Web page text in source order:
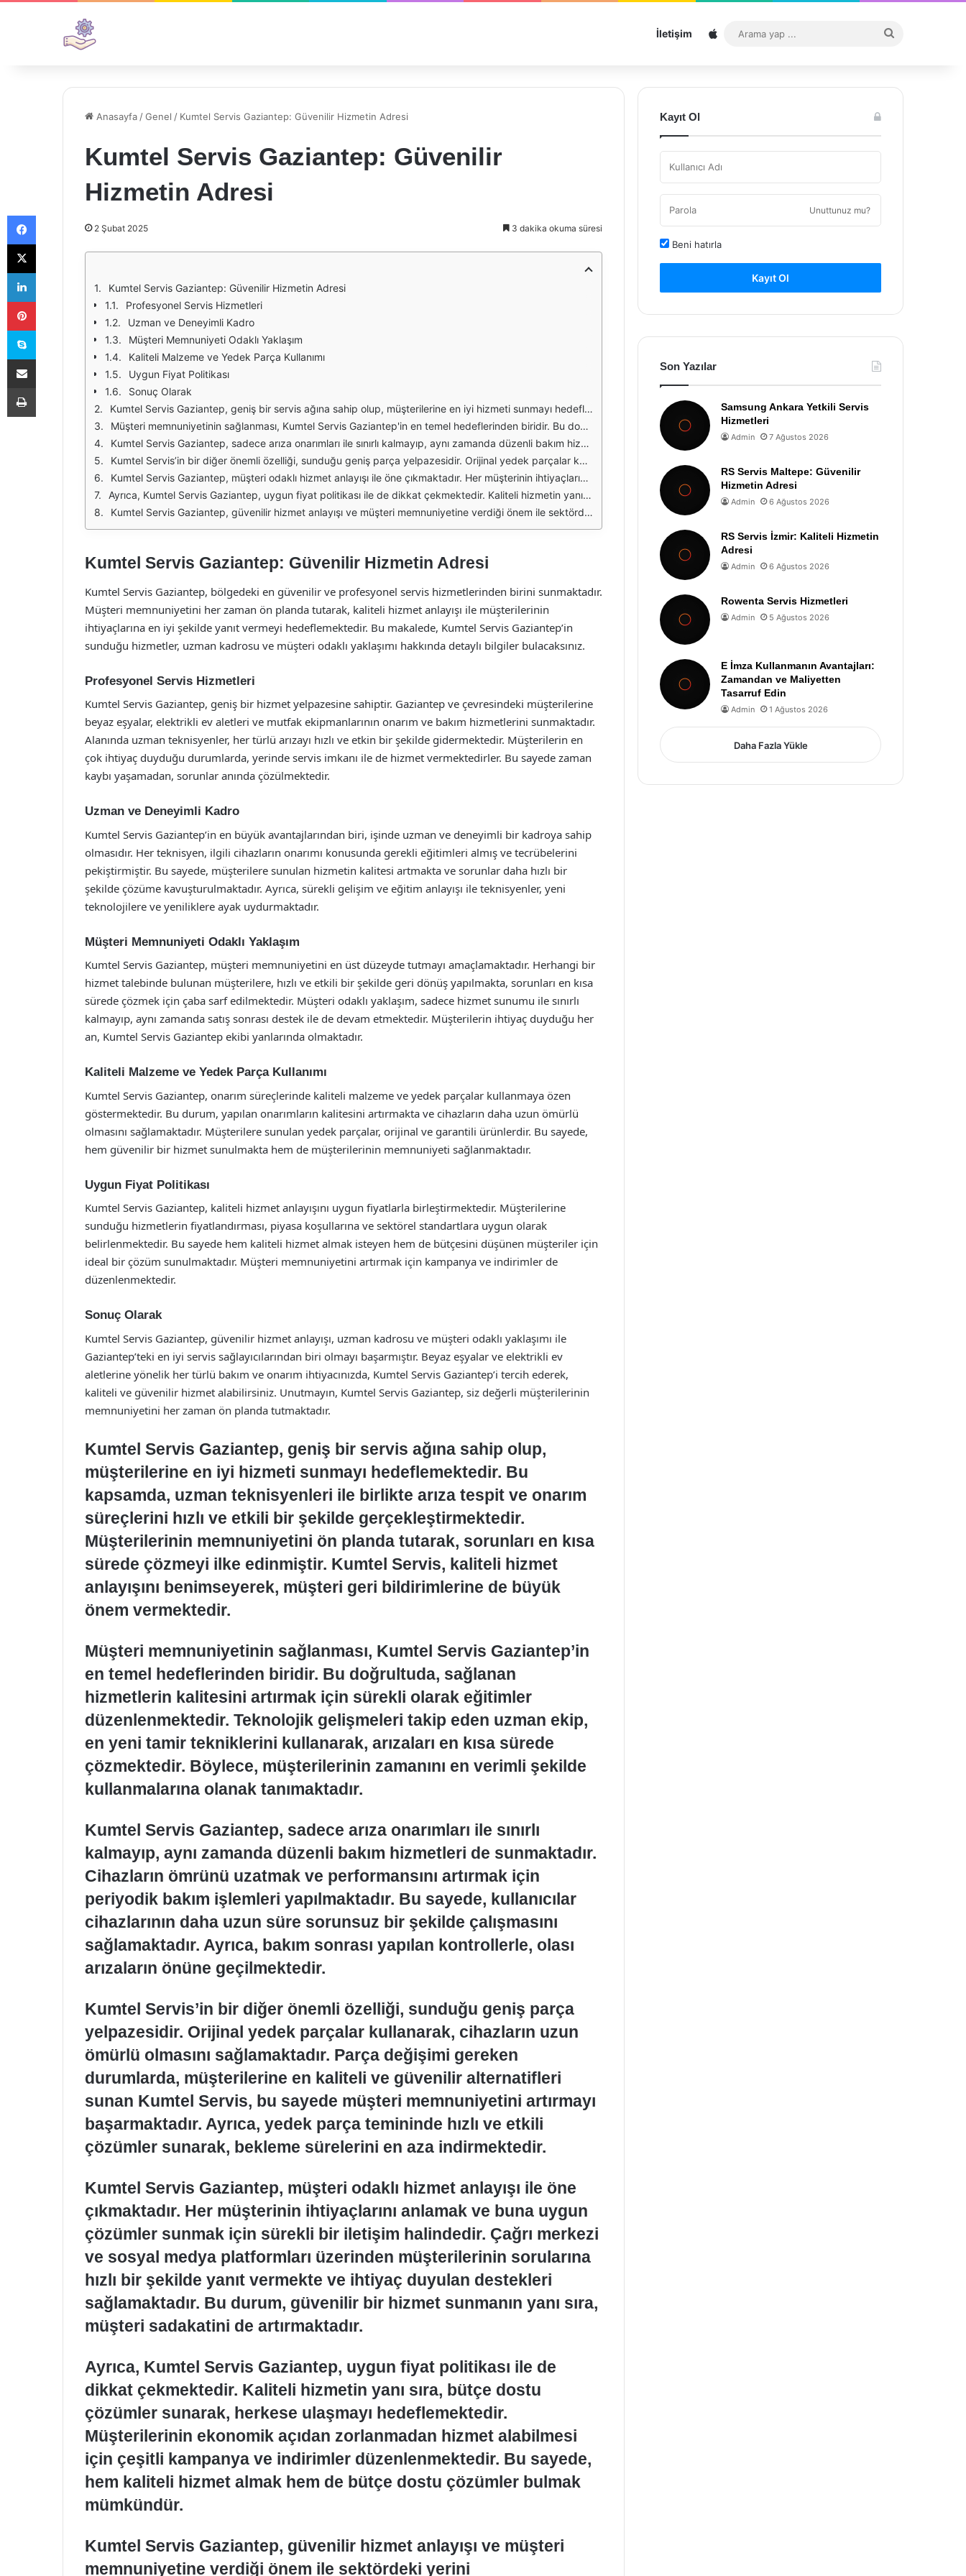
İletişim Sitemap
...
Anasayfa /Genel / Kumtel Servis Gaziantep: Güvenilir Hizmetin Adresi
Kumtel Servis Gaziantep: Güvenilir
Hizmetin Adresi
2 Şubat 2025 3 dakika okuma süresi
Kumtel Servis Gaziantep: Güvenilir Hizmetin Adresi
Profesyonel Servis Hizmetleri
Uzman ve Deneyimli Kadro
Müşteri Memnuniyeti Odaklı Yaklaşım
Kaliteli Malzeme ve Yedek Parça Kullanımı
Uygun Fiyat Politikası
Sonuç Olarak
Kumtel Servis Gaziantep, geniş bir servis ağına sahip olup, müşterilerine en iyi hizmeti sunmayı hedeflemektedir. Bu kapsamda, uzman teknisyenleri ile birlikte arıza tespit ve onarım süreçlerini hızlı ve etkili bir şekilde gerçekleştirmektedir. Müşterilerinin memnuniyetini ön planda tutarak, sorunları en kısa sürede çözmeyi ilke edinmiştir. Kumtel Servis, kaliteli hizmet anlayışını benimseyerek, müşteri geri bildirimlerine de büyük önem vermektedir.
Müşteri memnuniyetinin sağlanması, Kumtel Servis Gaziantep'in en temel hedeflerinden biridir. Bu doğrultuda, sağlanan hizmetlerin kalitesini artırmak için sürekli olarak eğitimler düzenlenmektedir. Teknolojik gelişmeleri takip eden uzman ekip, en yeni tamir tekniklerini kullanarak, arızaları en kısa sürede çözmektedir. Böylece, müşterilerinin zamanını en verimli şekilde kullanmalarına olanak tanımaktadır.
Kumtel Servis Gaziantep, sadece arıza onarımları ile sınırlı kalmayıp, aynı zamanda düzenli bakım hizmetleri de sunmaktadır. Cihazların ömrünü uzatmak ve performansını artırmak için periyodik bakım işlemleri yapılmaktadır. Bu sayede, kullanıcılar cihazlarının daha uzun süre sorunsuz bir şekilde çalışmasını sağlamaktadır. Ayrıca, bakım sonrası yapılan kontrollerle, olası arızaların önüne geçilmektedir.
Kumtel Servis’in bir diğer önemli özelliği, sunduğu geniş parça yelpazesidir. Orijinal yedek parçalar kullanarak, cihazların uzun ömürlü olmasını sağlamaktadır. Parça değişimi gereken durumlarda, müşterilerine en kaliteli ve güvenilir alternatifleri sunan Kumtel Servis, bu sayede müşteri memnuniyetini artırmayı başarmaktadır. Ayrıca, yedek parça temininde hızlı ve etkili çözümler sunarak, bekleme sürelerini en aza indirmektedir.
Kumtel Servis Gaziantep, müşteri odaklı hizmet anlayışı ile öne çıkmaktadır. Her müşterinin ihtiyaçlarını anlamak ve buna uygun çözümler sunmak için sürekli bir iletişim halindedir. Çağrı merkezi ve sosyal medya platformları üzerinden müşterilerinin sorularına hızlı bir şekilde yanıt vermekte ve ihtiyaç duyulan destekleri sağlamaktadır. Bu durum, güvenilir bir hizmet sunmanın yanı sıra, müşteri sadakatini de artırmaktadır.
Ayrıca, Kumtel Servis Gaziantep, uygun fiyat politikası ile de dikkat çekmektedir. Kaliteli hizmetin yanı sıra, bütçe dostu çözümler sunarak, herkese ulaşmayı hedeflemektedir. Müşterilerinin ekonomik açıdan zorlanmadan hizmet alabilmesi için çeşitli kampanya ve indirimler düzenlenmektedir. Bu sayede, hem kaliteli hizmet almak hem de bütçe dostu çözümler bulmak mümkündür.
Kumtel Servis Gaziantep, güvenilir hizmet anlayışı ve müşteri memnuniyetine verdiği önem ile sektördeki yerini sağlamlaştırmaktadır. Kaliteli, hızlı ve etkili hizmetleri ile hem bireysel hem de kurumsal müşterilerine profesyonel çözümler sunmaktadır. Uzman kadrosu, geniş yedek parça yelpazesi ve uygun fiyat politikası ile Gaziantep’teki en iyi servislerden biri olmayı başarmıştır.
Kumtel Servis Gaziantep: Güvenilir Hizmetin Adresi
Kumtel Servis Gaziantep, bölgedeki en güvenilir ve profesyonel servis hizmetlerinden birini sunmaktadır.
Müşteri memnuniyetini her zaman ön planda tutarak, kaliteli hizmet anlayışı ile müşterilerinin
ihtiyaçlarına en iyi şekilde yanıt vermeyi hedeflemektedir. Bu makalede, Kumtel Servis Gaziantep’in
sunduğu hizmetler, uzman kadrosu ve müşteri odaklı yaklaşımı hakkında detaylı bilgiler bulacaksınız.
Profesyonel Servis Hizmetleri
Kumtel Servis Gaziantep, geniş bir hizmet yelpazesine sahiptir. Gaziantep ve çevresindeki müşterilerine
beyaz eşyalar, elektrikli ev aletleri ve mutfak ekipmanlarının onarım ve bakım hizmetlerini sunmaktadır.
Alanında uzman teknisyenler, her türlü arızayı hızlı ve etkin bir şekilde gidermektedir. Müşterilerin en
çok ihtiyaç duyduğu durumlarda, yerinde servis imkanı ile de hizmet vermektedirler. Bu sayede zaman
kaybı yaşamadan, sorunlar anında çözülmektedir.
Uzman ve Deneyimli Kadro
Kumtel Servis Gaziantep’in en büyük avantajlarından biri, işinde uzman ve deneyimli bir kadroya sahip
olmasıdır. Her teknisyen, ilgili cihazların onarımı konusunda gerekli eğitimleri almış ve tecrübelerini
pekiştirmiştir. Bu sayede, müşterilere sunulan hizmetin kalitesi artmakta ve sorunlar daha hızlı bir
şekilde çözüme kavuşturulmaktadır. Ayrıca, sürekli gelişim ve eğitim anlayışı ile teknisyenler, yeni
teknolojilere ve yeniliklere ayak uydurmaktadır.
Müşteri Memnuniyeti Odaklı Yaklaşım
Kumtel Servis Gaziantep, müşteri memnuniyetini en üst düzeyde tutmayı amaçlamaktadır. Herhangi bir
hizmet talebinde bulunan müşterilere, hızlı ve etkili bir şekilde geri dönüş yapılmakta, sorunları en kısa
sürede çözmek için çaba sarf edilmektedir. Müşteri odaklı yaklaşım, sadece hizmet sunumu ile sınırlı
kalmayıp, aynı zamanda satış sonrası destek ile de devam etmektedir. Müşterilerin ihtiyaç duyduğu her
an, Kumtel Servis Gaziantep ekibi yanlarında olmaktadır.
Kaliteli Malzeme ve Yedek Parça Kullanımı
Kumtel Servis Gaziantep, onarım süreçlerinde kaliteli malzeme ve yedek parçalar kullanmaya özen
göstermektedir. Bu durum, yapılan onarımların kalitesini artırmakta ve cihazların daha uzun ömürlü
olmasını sağlamaktadır. Müşterilere sunulan yedek parçalar, orijinal ve garantili ürünlerdir. Bu sayede,
hem güvenilir bir hizmet sunulmakta hem de müşterilerinin memnuniyeti sağlanmaktadır.
Uygun Fiyat Politikası
Kumtel Servis Gaziantep, kaliteli hizmet anlayışını uygun fiyatlarla birleştirmektedir. Müşterilerine
sunduğu hizmetlerin fiyatlandırması, piyasa koşullarına ve sektörel standartlara uygun olarak
belirlenmektedir. Bu sayede hem kaliteli hizmet almak isteyen hem de bütçesini düşünen müşteriler için
ideal bir çözüm sunulmaktadır. Müşteri memnuniyetini artırmak için kampanya ve indirimler de
düzenlenmektedir.
Sonuç Olarak
Kumtel Servis Gaziantep, güvenilir hizmet anlayışı, uzman kadrosu ve müşteri odaklı yaklaşımı ile
Gaziantep’teki en iyi servis sağlayıcılarından biri olmayı başarmıştır. Beyaz eşyalar ve elektrikli ev
aletlerine yönelik her türlü bakım ve onarım ihtiyacınızda, Kumtel Servis Gaziantep’i tercih ederek,
kaliteli ve güvenilir hizmet alabilirsiniz. Unutmayın, Kumtel Servis Gaziantep, siz değerli müşterilerinin
memnuniyetini her zaman ön planda tutmaktadır.
Kumtel Servis Gaziantep, geniş bir servis ağına sahip olup,
müşterilerine en iyi hizmeti sunmayı hedeflemektedir. Bu
kapsamda, uzman teknisyenleri ile birlikte arıza tespit ve onarım
süreçlerini hızlı ve etkili bir şekilde gerçekleştirmektedir.
Müşterilerinin memnuniyetini ön planda tutarak, sorunları en kısa
sürede çözmeyi ilke edinmiştir. Kumtel Servis, kaliteli hizmet
anlayışını benimseyerek, müşteri geri bildirimlerine de büyük
önem vermektedir.
Müşteri memnuniyetinin sağlanması, Kumtel Servis Gaziantep’in
en temel hedeflerinden biridir. Bu doğrultuda, sağlanan
hizmetlerin kalitesini artırmak için sürekli olarak eğitimler
düzenlenmektedir. Teknolojik gelişmeleri takip eden uzman ekip,
en yeni tamir tekniklerini kullanarak, arızaları en kısa sürede
çözmektedir. Böylece, müşterilerinin zamanını en verimli şekilde
kullanmalarına olanak tanımaktadır.
Kumtel Servis Gaziantep, sadece arıza onarımları ile sınırlı
kalmayıp, aynı zamanda düzenli bakım hizmetleri de sunmaktadır.
Cihazların ömrünü uzatmak ve performansını artırmak için
periyodik bakım işlemleri yapılmaktadır. Bu sayede, kullanıcılar
cihazlarının daha uzun süre sorunsuz bir şekilde çalışmasını
sağlamaktadır. Ayrıca, bakım sonrası yapılan kontrollerle, olası
arızaların önüne geçilmektedir.
Kumtel Servis’in bir diğer önemli özelliği, sunduğu geniş parça
yelpazesidir. Orijinal yedek parçalar kullanarak, cihazların uzun
ömürlü olmasını sağlamaktadır. Parça değişimi gereken
durumlarda, müşterilerine en kaliteli ve güvenilir alternatifleri
sunan Kumtel Servis, bu sayede müşteri memnuniyetini artırmayı
başarmaktadır. Ayrıca, yedek parça temininde hızlı ve etkili
çözümler sunarak, bekleme sürelerini en aza indirmektedir.
Kumtel Servis Gaziantep, müşteri odaklı hizmet anlayışı ile öne
çıkmaktadır. Her müşterinin ihtiyaçlarını anlamak ve buna uygun
çözümler sunmak için sürekli bir iletişim halindedir. Çağrı merkezi
ve sosyal medya platformları üzerinden müşterilerinin sorularına
hızlı bir şekilde yanıt vermekte ve ihtiyaç duyulan destekleri
sağlamaktadır. Bu durum, güvenilir bir hizmet sunmanın yanı sıra,
müşteri sadakatini de artırmaktadır.
Ayrıca, Kumtel Servis Gaziantep, uygun fiyat politikası ile de
dikkat çekmektedir. Kaliteli hizmetin yanı sıra, bütçe dostu
çözümler sunarak, herkese ulaşmayı hedeflemektedir.
Müşterilerinin ekonomik açıdan zorlanmadan hizmet alabilmesi
için çeşitli kampanya ve indirimler düzenlenmektedir. Bu sayede,
hem kaliteli hizmet almak hem de bütçe dostu çözümler bulmak
mümkündür.
Kumtel Servis Gaziantep, güvenilir hizmet anlayışı ve müşteri
memnuniyetine verdiği önem ile sektördeki yerini
Kayıt Ol
Unuttunuz mu?
Beni hatırla
Kayıt Ol
Son Yazılar
Samsung Ankara Yetkili Servis
Hizmetleri
Admin 7 Ağustos 2026
RS Servis Maltepe: Güvenilir
Hizmetin Adresi
Admin 6 Ağustos 2026
RS Servis İzmir: Kaliteli Hizmetin
Adresi
Admin 6 Ağustos 2026
Rowenta Servis Hizmetleri
Admin 5 Ağustos 2026
E İmza Kullanmanın Avantajları:
Zamandan ve Maliyetten
Tasarruf Edin
Admin 1 Ağustos 2026
Daha Fazla Yükle
Facebook
X
LinkedIn
Pinterest
Skype
E-Posta ile paylaş